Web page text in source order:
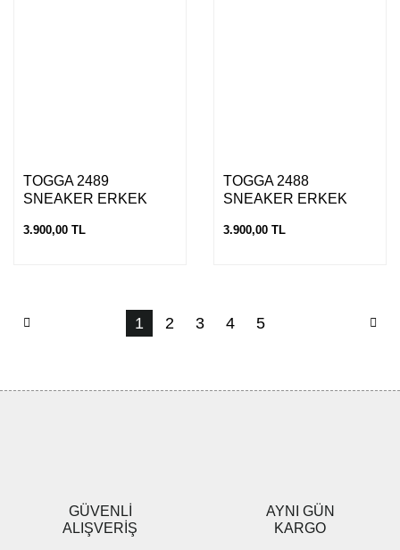
TOGGA 2489
SNEAKER ERKEK
3.900,00 TL
TOGGA 2488
SNEAKER ERKEK
3.900,00 TL
1 2 3 4 5
GÜVENLİ
ALIŞVERİŞ
AYNI GÜN
KARGO